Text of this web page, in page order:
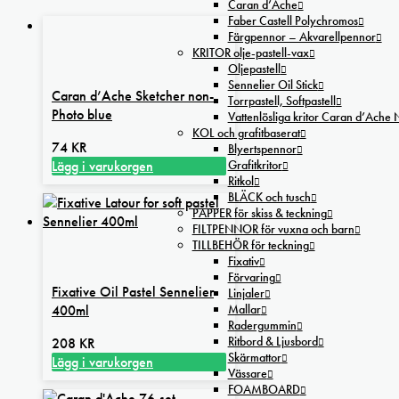
Caran d’Ache
Faber Castell Polychromos
Färgpennor – Akvarellpennor
KRITOR olje-pastell-vax
Oljepastell
Sennelier Oil Stick
Torrpastell, Softpastell
Vattenlösliga kritor Caran d’Ache
KOL och grafitbaserat
Blyertspennor
Grafitkritor
Ritkol
BLÄCK och tusch
PAPPER för skiss & teckning
FILTPENNOR för vuxna och barn
TILLBEHÖR för teckning
Fixativ
Förvaring
Linjaler
Mallar
Radergummin
Ritbord & Ljusbord
Skärmattor
Vässare
FOAMBOARD
Caran d’Ache Sketcher non-
Photo blue
74 KR
Lägg i varukorgen
Fixative Oil Pastel Sennelier
400ml
208 KR
Lägg i varukorgen